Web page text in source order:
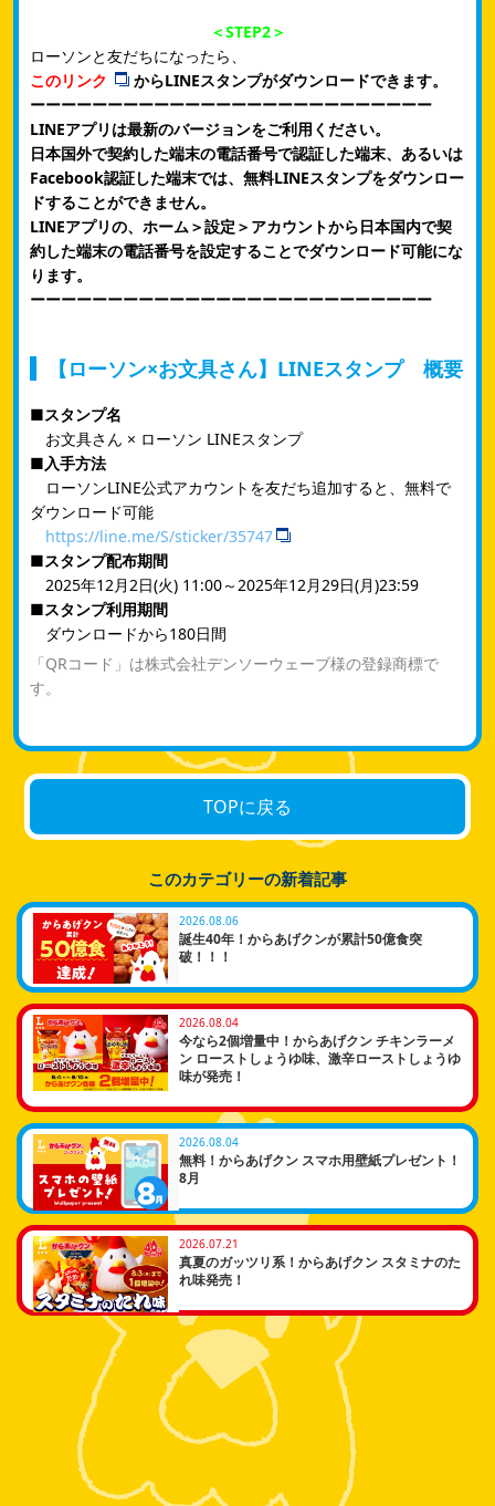
＜STEP2＞
ローソンと友だちになったら、
このリンク
からLINEスタンプがダウンロードできます。
ーーーーーーーーーーーーーーーーーーーーーーーーーー
LINEアプリは最新のバージョンをご利用ください。
日本国外で契約した端末の電話番号で認証した端末、あるいは
Facebook認証した端末では、無料LINEスタンプをダウンロー
ドすることができません。
LINEアプリの、ホーム＞設定＞アカウントから日本国内で契
約した端末の電話番号を設定することでダウンロード可能にな
ります。
ーーーーーーーーーーーーーーーーーーーーーーーーーー
【ローソン×お文具さん】LINEスタンプ 概要
■スタンプ名
お文具さん × ローソン LINEスタンプ
■入手方法
ローソンLINE公式アカウントを友だち追加すると、無料で
ダウンロード可能
https://line.me/S/sticker/35747
■スタンプ配布期間
2025年12月2日(火) 11:00～2025年12月29日(月)23:59
■スタンプ利用期間
ダウンロードから180日間
「QRコード」は株式会社デンソーウェーブ様の登録商標で
す。
TOPに戻る
このカテゴリーの新着記事
2026.08.06
誕生40年！からあげクンが累計50億食突
破！！！
2026.08.04
今なら2個増量中！からあげクン チキンラーメ
ン ローストしょうゆ味、激辛ローストしょうゆ
味が発売！
2026.08.04
無料！からあげクン スマホ用壁紙プレゼント！
8月
2026.07.21
真夏のガッツリ系！からあげクン スタミナのた
れ味発売！